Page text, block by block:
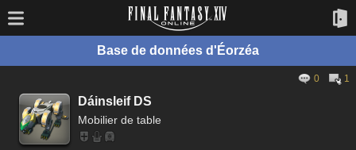
Base de données d'Éorzéa
0 1
Dáinsleif DS
Mobilier de table